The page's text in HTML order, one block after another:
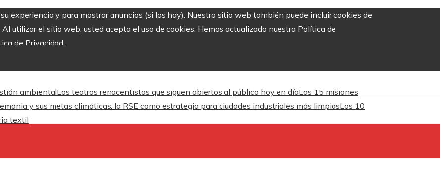
experiencia y para mostrar anuncios (si los hay). Nuestro sitio web también puede incluir cookies de
utilizar el sitio web, usted acepta el uso de cookies. Hemos actualizado nuestra Política de
de Privacidad.
ambientalLos teatros renacentistas que siguen abiertos al público hoy en díaLas 15 misiones
y sus metas climáticas: la RSE como estrategia para ciudades industriales más limpiasLos 10
textil